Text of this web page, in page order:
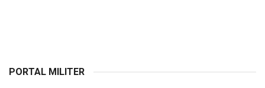
PORTAL MILITER